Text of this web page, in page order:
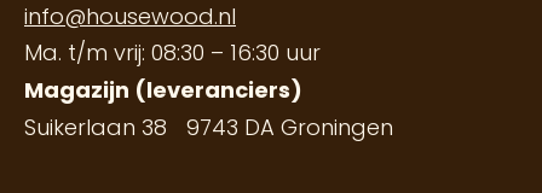
info@housewood.nl
Ma. t/m vrij: 08:30 – 16:30 uur
Magazijn (leveranciers)
Suikerlaan 38 9743 DA Groningen